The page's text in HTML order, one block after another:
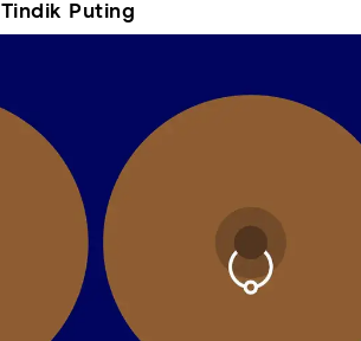
Puting